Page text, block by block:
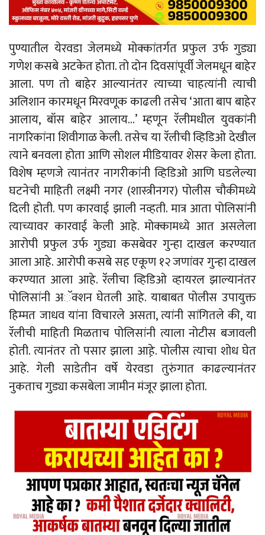
पुण्यातील येरवडा जेलमध्ये मोक्कांतर्गत प्रफुल उर्फ गुड्या
गणेश कसबे अटकेत होता. तो दोन दिवसांपूर्वी जेलमधून बाहेर
आला. पण तो बाहेर आल्यानंतर त्याच्या चाहत्यांनी त्याची
अलिशान कारमधून मिरवणूक काढली तसेच ‘आता बाप बाहेर
आलाय, बॉस बाहेर आलाय…’ म्हणून रॅलीमधील युवकांनी
नागरिकांना शिवीगाळ केली. तसेच या रॅलीची व्हिडिओ देखील
त्याने बनवला होता आणि सोशल मीडियावर शेसर केला होता.
विशेष म्हणजे त्यानंतर नागरीकांनी व्हिडिओ आणि घडलेल्या
घटनेची माहिती लक्ष्मी नगर (शास्त्रीनगर) पोलीस चौकीमध्ये
दिली होती. पण कारवाई झाली नव्हती. मात्र आता पोलिसांनी
त्याच्यावर कारवाई केली आहे. मोक्कामध्ये आत असलेला
आरोपी प्रफुल उर्फ गुड्या कसबेवर गुन्हा दाखल करण्यात
आला आहे. आरोपी कसबे सह एकूण १२ जणांवर गुन्हा दाखल
करण्यात आला आहे. रॅलीचा व्हिडिओ व्हायरल झाल्यानंतर
पोलिसांनी अॅक्शन घेतली आहे. याबाबत पोलीस उपायुक्त
हिम्मत जाधव यांना विचारले असता, त्यांनी सांगितले की, या
रॅलीची माहिती मिळताच पोलिसांनी त्याला नोटीस बजावली
होती. त्यानंतर तो पसार झाला आहे़. पोलीस त्याचा शोध घेत
आहे. गेली साडेतीन वर्षे येरवडा तुरुंगात काढल्यानंतर
नुकताच गुड्या कसबेला जामीन मंजूर झाला होता.